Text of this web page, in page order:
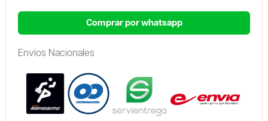
Comprar por whatsapp
Envíos Nacionales